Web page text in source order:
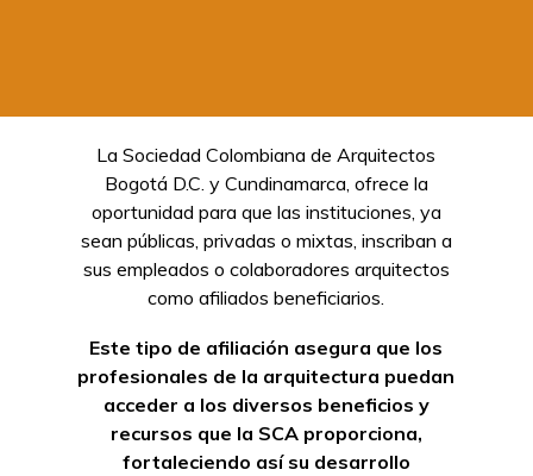
La Sociedad Colombiana de Arquitectos
Bogotá D.C. y Cundinamarca, ofrece la
oportunidad para que las instituciones, ya
sean públicas, privadas o mixtas, inscriban a
sus empleados o colaboradores arquitectos
como afiliados beneficiarios.
Este tipo de afiliación asegura que los
profesionales de la arquitectura puedan
acceder a los diversos beneficios y
recursos que la SCA proporciona,
fortaleciendo así su desarrollo